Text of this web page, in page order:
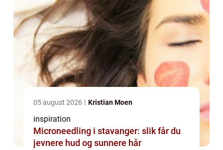
05 august 2026 Kristian Moen
inspiration
Microneedling i stavanger: slik får du
jevnere hud og sunnere hår